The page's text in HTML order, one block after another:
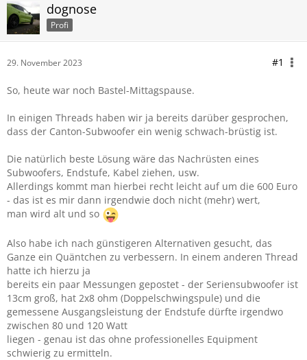
dognose
Profi
29. November 2023 #1
So, heute war noch Bastel-Mittagspause.
In einigen Threads haben wir ja bereits darüber gesprochen,
dass der Canton-Subwoofer ein wenig schwach-brüstig ist.
Die natürlich beste Lösung wäre das Nachrüsten eines
Subwoofers, Endstufe, Kabel ziehen, usw.
Allerdings kommt man hierbei recht leicht auf um die 600 Euro
- das ist es mir dann irgendwie doch nicht (mehr) wert,
man wird alt und so
Also habe ich nach günstigeren Alternativen gesucht, das
Ganze ein Quäntchen zu verbessern. In einem anderen Thread
hatte ich hierzu ja
bereits ein paar Messungen gepostet - der Seriensubwoofer ist
13cm groß, hat 2x8 ohm (Doppelschwingspule) und die
gemessene Ausgangsleistung der Endstufe dürfte irgendwo
zwischen 80 und 120 Watt
liegen - genau ist das ohne professionelles Equipment
schwierig zu ermitteln.